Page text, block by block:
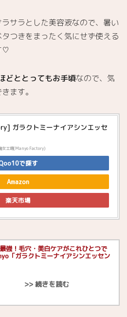
サラとした美容液なので、暑い
つきをまったく気にせず使える
♡
どととってもお手頃なので、気
ます。
ガラクトミーナイアシンエッセ
女工場(Manyo Factory)
で探す
Amazon
楽天市場
強！毛穴・美白ケアがこれひとつで
「ガラクトミーナイアシンエッセン